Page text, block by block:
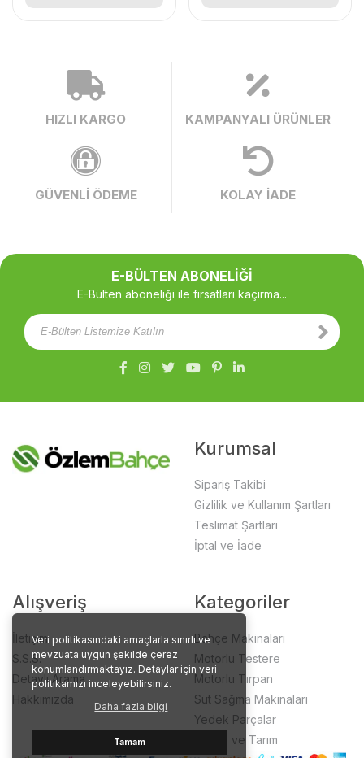
Veri politikasındaki amaçlarla sınırlı ve
mevzuata uygun şekilde çerez
konumlandırmaktayız. Detaylar için veri
politikamızı inceleyebilirsiniz.
Daha fazla bilgi
Tamam
HIZLI KARGO KAMPANYALI ÜRÜNLER
GÜVENLİ ÖDEME KOLAY İADE
E-BÜLTEN ABONELİĞİ
E-Bülten aboneliği ile fırsatları kaçırma...
Kurumsal
Sipariş Takibi
Gizlilik ve Kullanım Şartları
Teslimat Şartları
İptal ve İade
Alışveriş
İletişim
S.S.S.
Detaylı Arama
Hakkımızda
Kategoriler
Bahçe Makinaları
Motorlu Testere
Motorlu Tırpan
Süt Sağma Makinaları
Yedek Parçalar
Bahçe ve Tarım